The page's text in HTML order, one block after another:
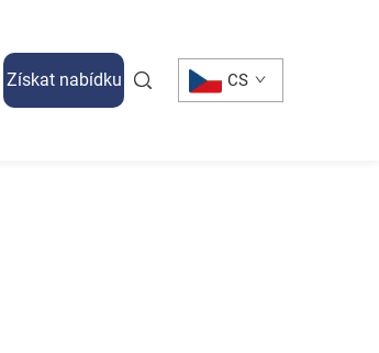
Získat nabídku CS